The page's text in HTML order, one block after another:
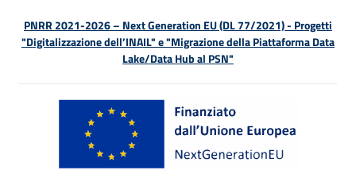
PNRR 2021-2026 – Next Generation EU (DL 77/2021) - Progetti
"Digitalizzazione dell’INAIL" e "Migrazione della Piattaforma Data
Lake/Data Hub al PSN"